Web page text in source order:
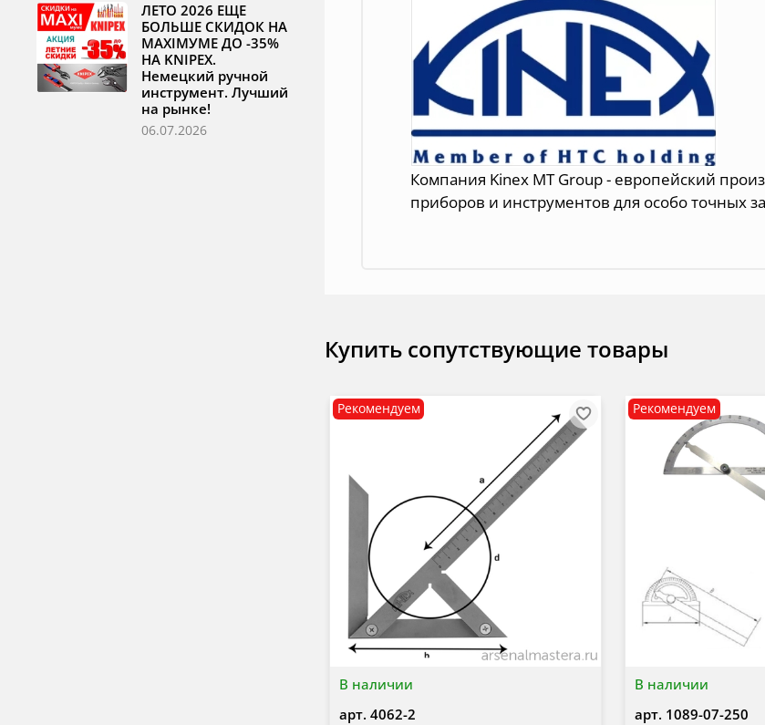
Компания Kinex MT Group - европейский
приборов и инструментов для особо точных
Купить сопутствующие товары
В наличии
Рекомендуем
арт. 4062-2
В наличии
Рекомендуем
арт. 1089-07-250
ЛЕТО 2026 ЕЩЕ
БОЛЬШЕ СКИДОК НА
MAXIМУМЕ ДО -35%
НА KNIPEX.
Немецкий ручной
инструмент. Лучший
на рынке!
06.07.2026